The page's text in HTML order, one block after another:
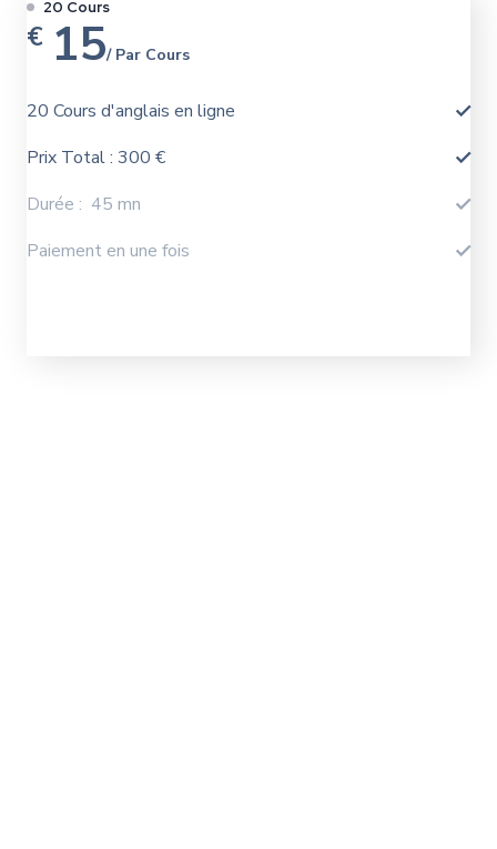
20 Cours
€ 15/ Par Cours
20 Cours d'anglais en ligne
Prix Total : 300 €
Durée : 45 mn
Paiement en une fois